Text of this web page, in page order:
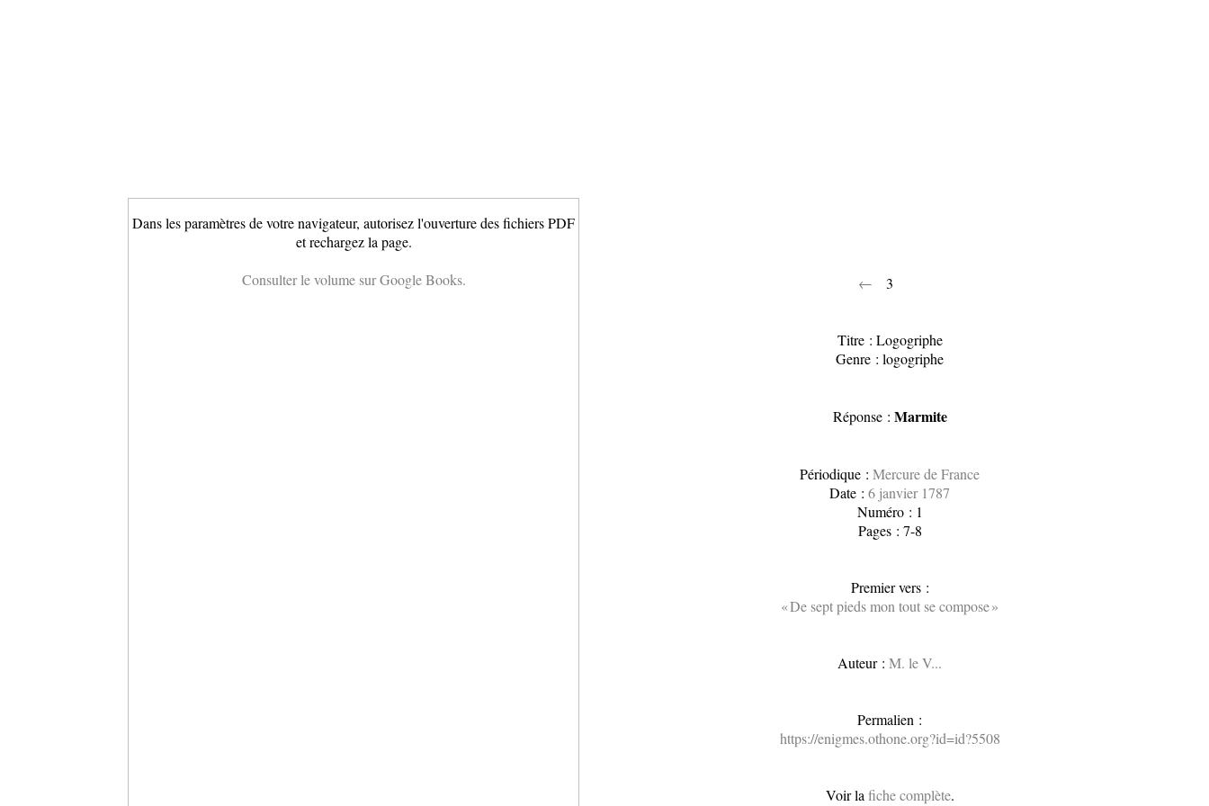
Dans les paramètres de votre navigateur, autorisez l'ouverture des fichiers PDF
et rechargez la page.
Consulter le volume sur Google Books.
← 3
Titre : Logogriphe
Genre : logogriphe
Réponse : Marmite
Périodique :Mercure de France
Date :6 janvier 1787
Numéro : 1
Pages : 7-8
Premier vers :
« De sept pieds mon tout se compose »
Auteur :M. le V...
Permalien :
https://enigmes.othone.org?id=id?5508
Voir la fiche complète.